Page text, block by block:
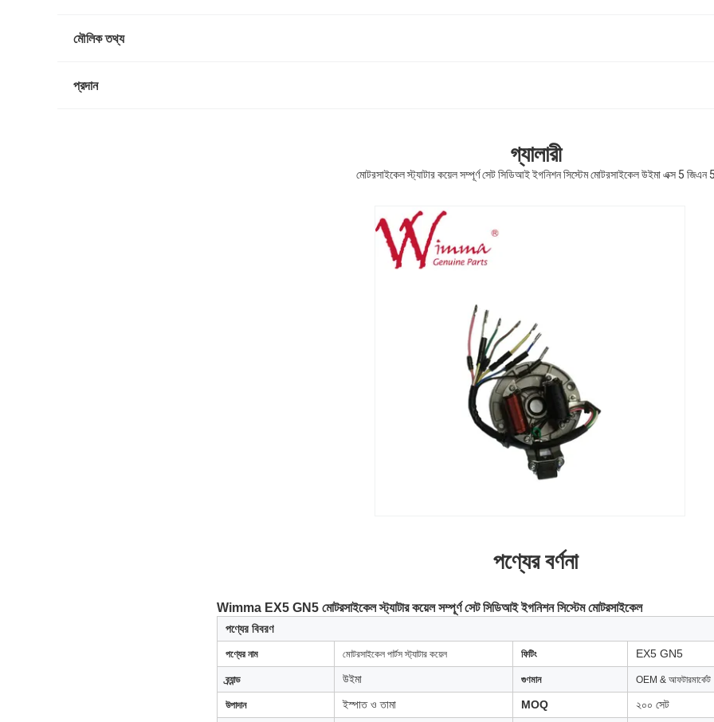
মৌলিক তথ্য
প্রদান
গ্যালারী
মোটরসাইকেল স্ট্যাটার কয়েল সম্পূর্ণ সেট সিডিআই ইগনিশন সিস্টেম মোটরসাইকেল উইমা এক্স 5 জিএন
পণ্যের বর্ণনা
Wimma EX5 GN5 মোটরসাইকেল স্ট্যাটার কয়েল সম্পূর্ণ সেট সিডিআই ইগনিশন সিস্টেম মোটরসাইকেল
পণ্যের বিবরণ
পণ্যের নাম মোটরসাইকেল পার্টস স্ট্যাটার কয়েল ফিটিং EX5 GN5
ব্র্যান্ড উইমা গুণমান OEM & আফটারমার্কেট
উপাদান ইস্পাত ও তামা MOQ ২০০ সেট